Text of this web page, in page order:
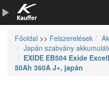
Szerszámkatalógus
Kosár
Főoldal >> Felszerelések
Japán szabvány
EXIDE EB504 Exide
50Ah 360A J+, japán